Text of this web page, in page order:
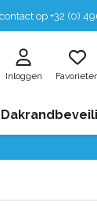
op +32 (0) 496
Inloggen